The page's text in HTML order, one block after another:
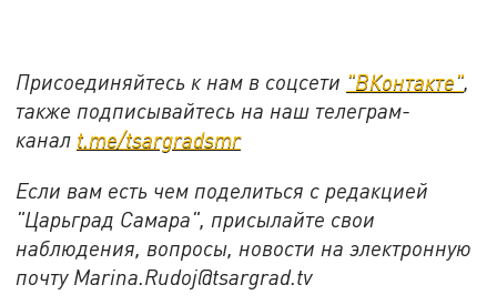
Присоединяйтесь к нам в соцсети "ВКонтакте",
также подписывайтесь на наш телеграм-
канал t.me/tsargradsmr
Если вам есть чем поделиться с редакцией
"Царьград Самара", присылайте свои
наблюдения, вопросы, новости на электронную
почту Marina.Rudoj@tsargrad.tv